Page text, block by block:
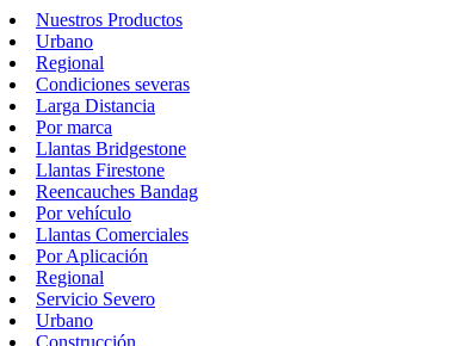
Nuestros Productos
Urbano
Regional
Condiciones severas
Larga Distancia
Por marca
Llantas Bridgestone
Llantas Firestone
Reencauches Bandag
Por vehículo
Llantas Comerciales
Por Aplicación
Regional
Servicio Severo
Urbano
Construcción